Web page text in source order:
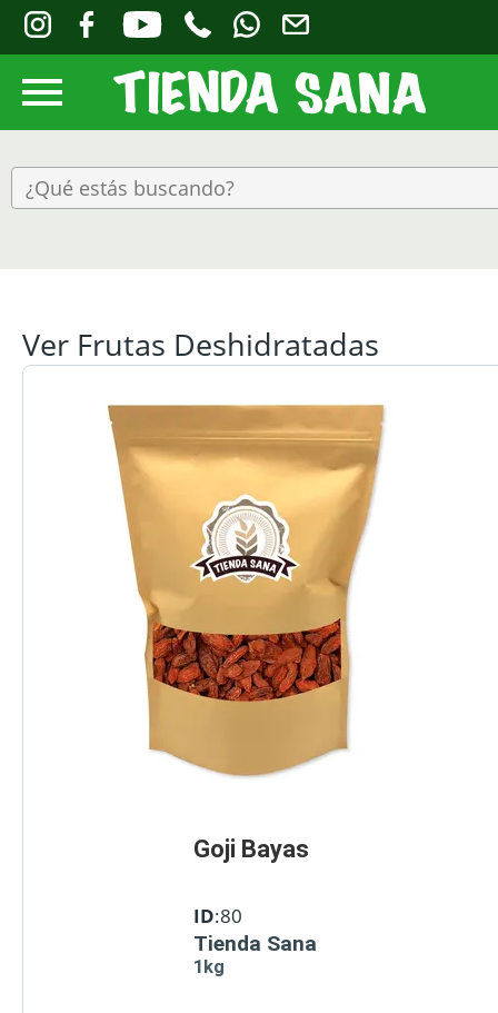
Ver Frutas Deshidratadas
Goji Bayas
ID:80
Tienda Sana
1kg